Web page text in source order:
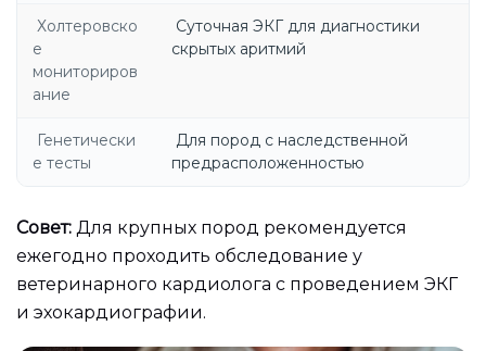
Холтеровско
е
мониториров
ание
Суточная ЭКГ для диагностики
скрытых аритмий
Генетически
е тесты
Для пород с наследственной
предрасположенностью
Совет: Для крупных пород рекомендуется
ежегодно проходить обследование у
ветеринарного кардиолога с проведением ЭКГ
и эхокардиографии.